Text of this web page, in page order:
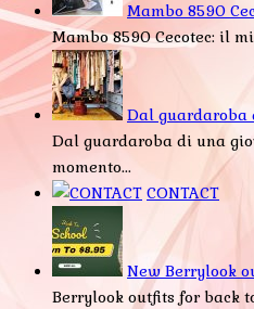
Mambo 8590
Mambo 8590 Cecotec: il
Dal guardaroba
Dal guardaroba di una
momento...
CONTACT
New Berrylook
Berrylook outfits for back